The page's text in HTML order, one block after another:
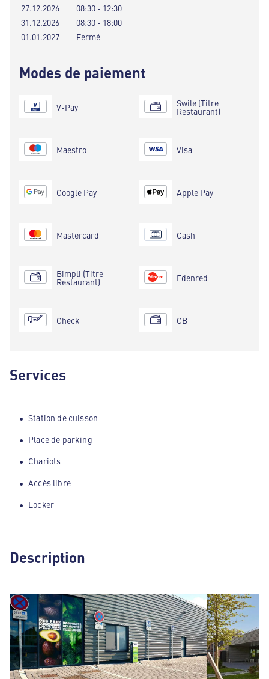
27.12.2026
08:30 - 12:30
31.12.2026
08:30 - 18:00
01.01.2027
Fermé
Modes de paiement
V-Pay
Maestro
Google Pay
Mastercard
Bimpli (Titre
Restaurant)
Check
Swile (Titre
Restaurant)
Visa
Apple Pay
Cash
Edenred
CB
Services
Station de cuisson
Place de parking
Chariots
Accès libre
Locker
Description